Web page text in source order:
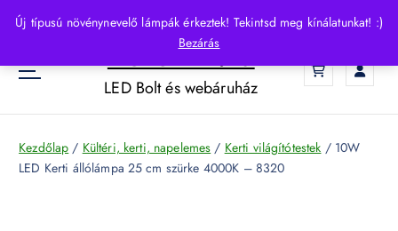
Új típusú növénynevelő lámpák érkeztek! Tekintsd meg kínálatunkat! :)
Bezárás
p
o
HelloLED.hu
LED Bolt és webáruház
Kezdőlap / Kültéri, kerti, napelemes / Kerti világítótestek / 10W
LED Kerti állólámpa 25 cm szürke 4000K – 8320